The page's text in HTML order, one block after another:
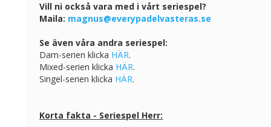
Vill ni också vara med i vårt seriespel?
Maila: magnus@everypadelvasteras.se
Se även våra andra seriespel:
Dam-serien klicka HÄR.
Mixed-serien klicka HÄR.
Singel-serien klicka HÄR.
Korta fakta - Seriespel Herr: